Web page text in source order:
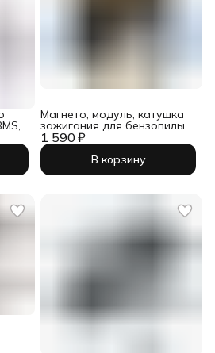
1 590 ₽
Магнето, модуль, катушка
зажигания для бензопилы
HUSQVARNA 137, 142 / IGP
1400080
В корзину